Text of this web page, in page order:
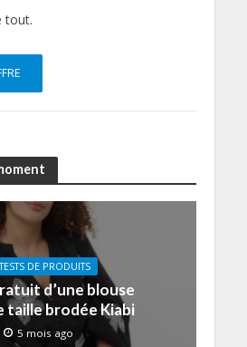
tout.
DE PRODUITS
d’une blouse
taille brodée Kiabi
5 mois ago